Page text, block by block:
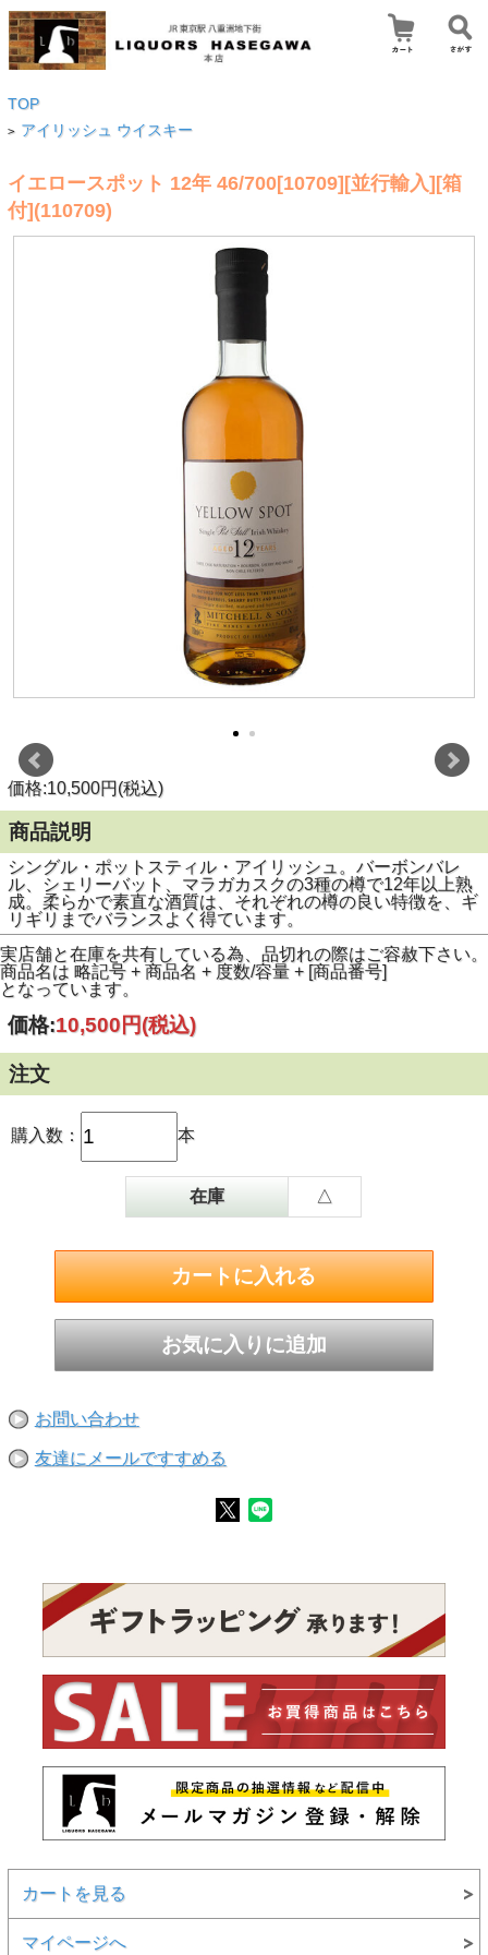
TOP
> アイリッシュ ウイスキー
イエロースポット 12年 46/700[10709][並行輸入][箱
付](110709)
価格:10,500円(税込)
商品説明
シングル・ポットスティル・アイリッシュ。バーボンバレ
ル、シェリーバット、マラガカスクの3種の樽で12年以上熟
成。柔らかで素直な酒質は、それぞれの樽の良い特徴を、ギ
リギリまでバランスよく得ています。
実店舗と在庫を共有している為、品切れの際はご容赦下さい。
商品名は 略記号 + 商品名 + 度数/容量 + [商品番号]
となっています。
価格:10,500円(税込)
注文
購入数： 本
在庫 △
お問い合わせ
友達にメールですすめる
カートを見る
マイページへ